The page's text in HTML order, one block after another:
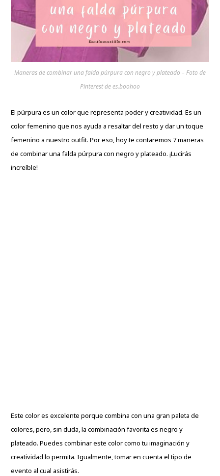
Maneras de combinar una falda púrpura con negro y plateado – Foto de
Pinterest de es.boohoo
El púrpura es un color que representa poder y creatividad. Es un
color femenino que nos ayuda a resaltar del resto y dar un toque
femenino a nuestro outfit. Por eso, hoy te contaremos 7 maneras
de combinar una falda púrpura con negro y plateado. ¡Lucirás
increíble!
Este color es excelente porque combina con una gran paleta de
colores, pero, sin duda, la combinación favorita es negro y
plateado. Puedes combinar este color como tu imaginación y
creatividad lo permita. Igualmente, tomar en cuenta el tipo de
evento al cual asistirás.